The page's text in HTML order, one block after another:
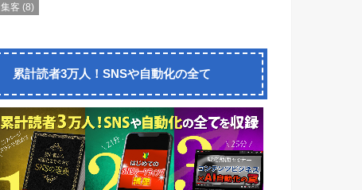
集客 (8)
累計読者3万人！SNSや自動化の全て